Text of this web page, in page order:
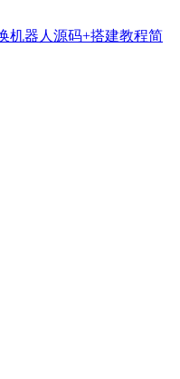
机器人源码+搭建教程简